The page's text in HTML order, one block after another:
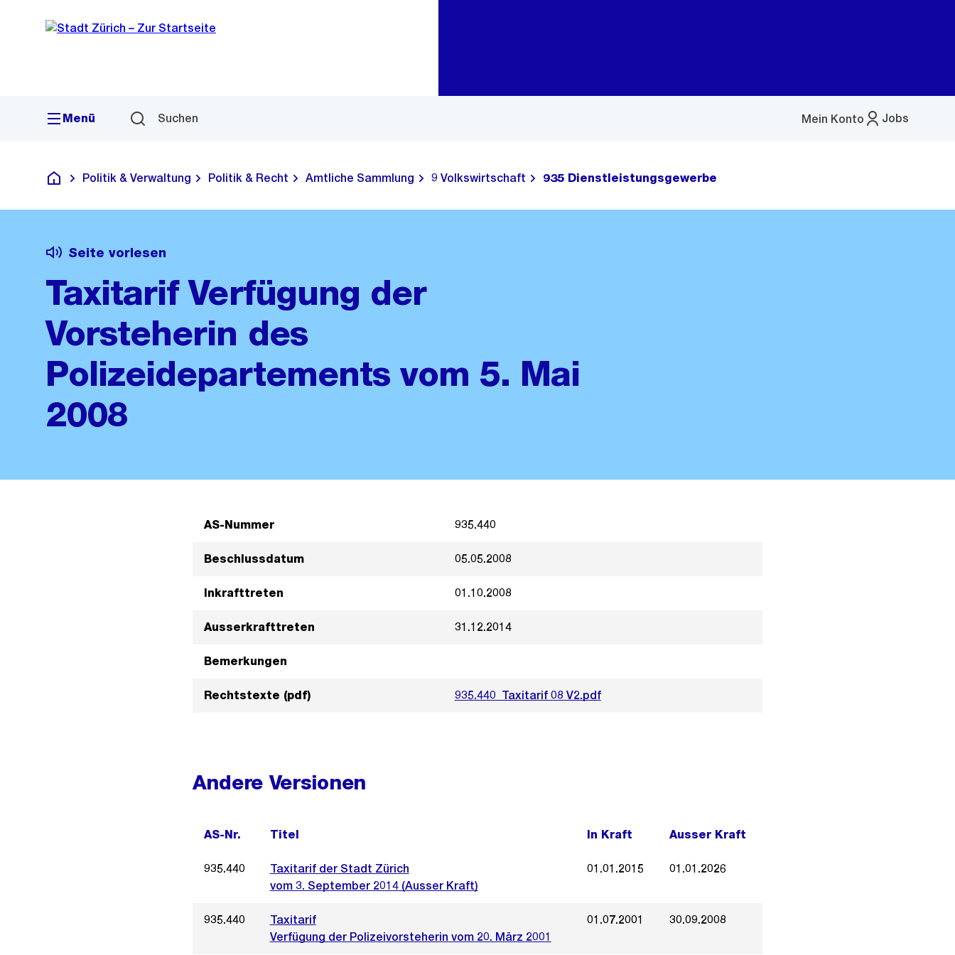
Navigation
Sprunglink
Menü Suchen Jobs
Mein Konto
Menü
Deutsch
Politik & Verwaltung Politik & Recht Amtliche Sammlung 9 Volkswirtschaft 935 Dienstleistungsgewerbe
Seite vorlesen
Taxitarif Verfügung der
Vorsteherin des
Polizeidepartements vom 5. Mai
2008
AS-Nummer 935.440
Beschlussdatum 05.05.2008
Inkrafttreten 01.10.2008
Ausserkrafttreten 31.12.2014
Bemerkungen
Rechtstexte (pdf) 935.440_Taxitarif 08 V2.pdf
Andere Versionen
AS-Nr. Titel In Kraft Ausser Kraft
935.440
Taxitarif der Stadt Zürich
vom 3. September 2014 (Ausser Kraft)
01.01.2015 01.01.2026
935.440
Taxitarif
Verfügung der Polizeivorsteherin vom 20. März 2001
01.07.2001 30.09.2008